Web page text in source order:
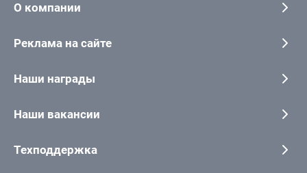
О компании
Реклама на сайте
Наши награды
Наши вакансии
Техподдержка